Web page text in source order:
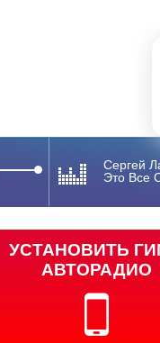
Сергей
Это Все
УСТАНОВИТЬ
АВТОРАДИО